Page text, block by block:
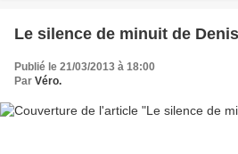
Le silence de minuit de
Publié le 21/03/2013 à 18:00
Par Véro.